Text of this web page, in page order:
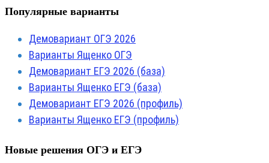
Популярные варианты
Демовариант ОГЭ 2026
Варианты Ященко ОГЭ
Демовариант ЕГЭ 2026 (база)
Варианты Ященко ЕГЭ (база)
Демовариант ЕГЭ 2026 (профиль)
Варианты Ященко ЕГЭ (профиль)
Новые решения ОГЭ и ЕГЭ